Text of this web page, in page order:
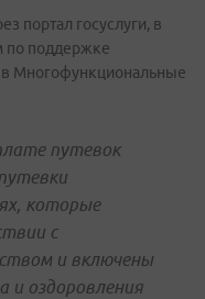
портал госуслуги, в
по поддержке
в Многофункциональные
путевок
которые
с
и включены
и оздоровления